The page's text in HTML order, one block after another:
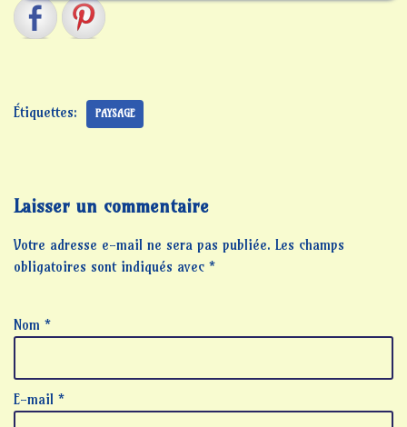
Étiquettes: PAYSAGE
Laisser un commentaire
Votre adresse e-mail ne sera pas publiée. Les champs
obligatoires sont indiqués avec *
Nom *
E-mail *